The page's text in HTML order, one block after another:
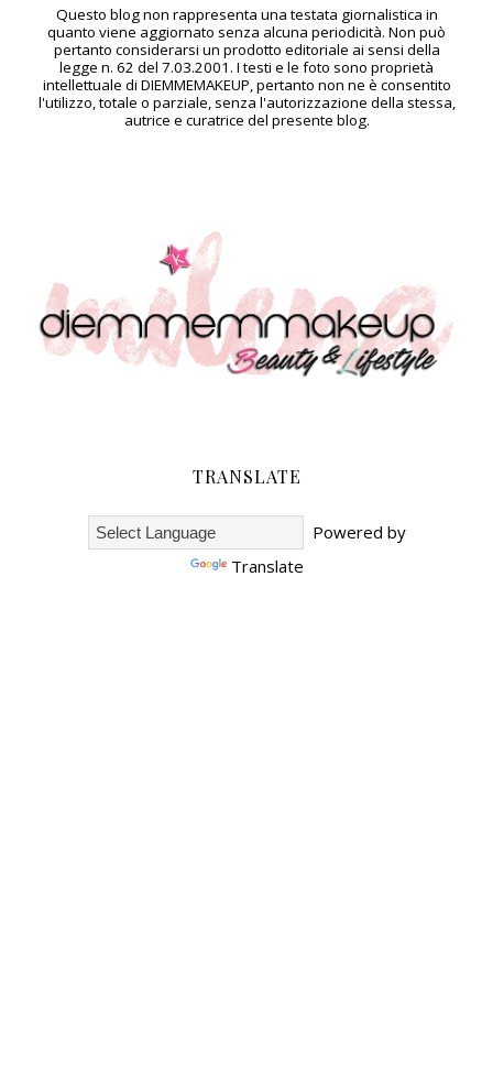
Questo blog non rappresenta una testata giornalistica in
quanto viene aggiornato senza alcuna periodicità. Non può
pertanto considerarsi un prodotto editoriale ai sensi della
legge n. 62 del 7.03.2001. I testi e le foto sono proprietà
intellettuale di DIEMMEMAKEUP, pertanto non ne è consentito
l'utilizzo, totale o parziale, senza l'autorizzazione della stessa,
autrice e curatrice del presente blog.
TRANSLATE
Powered by
Translate